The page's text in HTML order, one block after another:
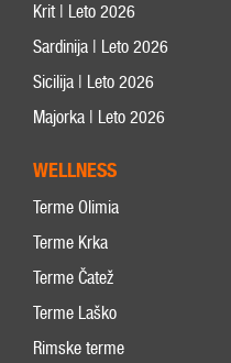
Krit | Leto 2026
Sardinija | Leto 2026
Sicilija | Leto 2026
Majorka | Leto 2026
WELLNESS
Terme Olimia
Terme Krka
Terme Čatež
Terme Laško
Rimske terme